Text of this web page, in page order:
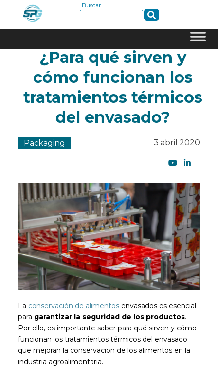
Buscar:
¿Para qué sirven y
cómo funcionan los
tratamientos térmicos
del envasado?
Packaging 3 abril 2020
La conservación de alimentos envasados es esencial
para garantizar la seguridad de los productos.
Por ello, es importante saber para qué sirven y cómo
funcionan los tratamientos térmicos del envasado
que mejoran la conservación de los alimentos en la
industria agroalimentaria.